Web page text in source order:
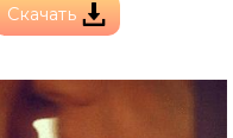
Скачать